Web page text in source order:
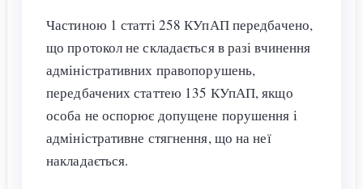
Частиною 1 статті 258 КУпАП передбачено,
що протокол не складається в разі вчинення
адміністративних правопорушень,
передбачених статтею 135 КУпАП, якщо
особа не оспорює допущене порушення і
адміністративне стягнення, що на неї
накладається.